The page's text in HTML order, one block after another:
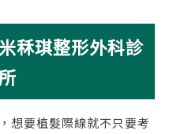
秝琪整形外科診
所
想要植髮際線就不只要考